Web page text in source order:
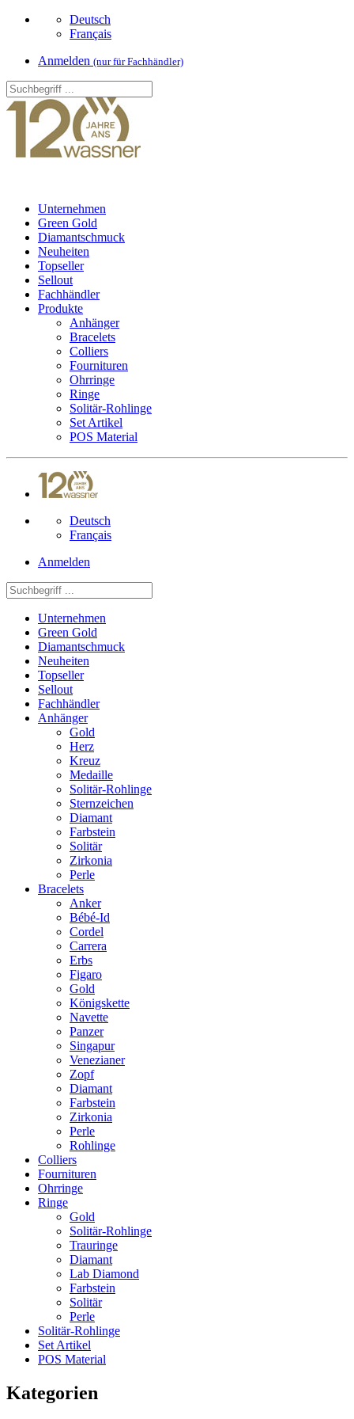
Deutsch
Français
Anmelden (nur für Fachhändler)
Unternehmen
Green Gold
Diamantschmuck
Neuheiten
Topseller
Sellout
Fachhändler
Produkte
Anhänger
Bracelets
Colliers
Fournituren
Ohrringe
Ringe
Solitär-Rohlinge
Set Artikel
POS Material
Deutsch
Français
Anmelden
Unternehmen
Green Gold
Diamantschmuck
Neuheiten
Topseller
Sellout
Fachhändler
Anhänger
Gold
Herz
Kreuz
Medaille
Solitär-Rohlinge
Sternzeichen
Diamant
Farbstein
Solitär
Zirkonia
Perle
Bracelets
Anker
Bébé-Id
Cordel
Carrera
Erbs
Figaro
Gold
Königskette
Navette
Panzer
Singapur
Venezianer
Zopf
Diamant
Farbstein
Zirkonia
Perle
Rohlinge
Colliers
Fournituren
Ohrringe
Ringe
Gold
Solitär-Rohlinge
Trauringe
Diamant
Lab Diamond
Farbstein
Solitär
Perle
Solitär-Rohlinge
Set Artikel
POS Material
Kategorien